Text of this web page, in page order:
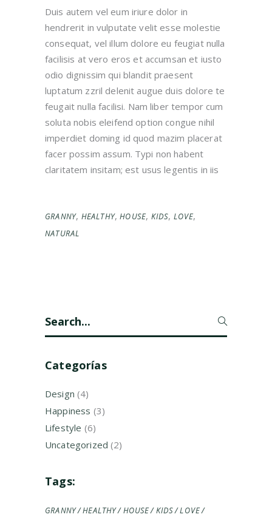
Duis autem vel eum iriure dolor in
hendrerit in vulputate velit esse molestie
consequat, vel illum dolore eu feugiat nulla
facilisis at vero eros et accumsan et iusto
odio dignissim qui blandit praesent
luptatum zzril delenit augue duis dolore te
feugait nulla facilisi. Nam liber tempor cum
soluta nobis eleifend option congue nihil
imperdiet doming id quod mazim placerat
facer possim assum. Typi non habent
claritatem insitam; est usus legentis in iis
GRANNY, HEALTHY,HOUSE, KIDS, LOVE,
NATURAL
Categorías
Design (4)
Happiness (3)
Lifestyle (6)
Uncategorized (2)
Tags:
GRANNY HEALTHY HOUSE KIDS LOVE